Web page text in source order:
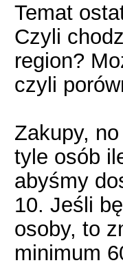
Temat
Czyli
region?
czyli
Zakupy,
tyle osób
abyśmy
10. Jeśli
osoby, to
minimum